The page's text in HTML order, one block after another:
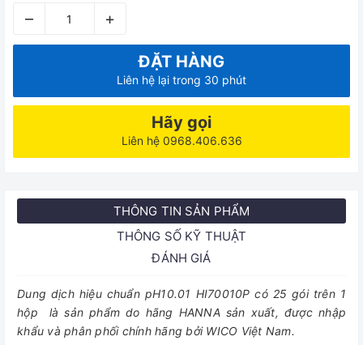
– +
ĐẶT HÀNG
Liên hệ lại trong 30 phút
Hãy gọi
Liên hệ 0968.406.636
THÔNG TIN SẢN PHẨM
THÔNG SỐ KỸ THUẬT
ĐÁNH GIÁ
Dung dịch hiệu chuẩn pH10.01 HI70010P có 25 gói trên 1
hộp là sản phẩm do hãng HANNA sản xuất, được nhập
khẩu và phân phối chính hãng bởi WICO Việt Nam.